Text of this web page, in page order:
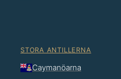
STORA ANTILLERNA
Caymanöarna